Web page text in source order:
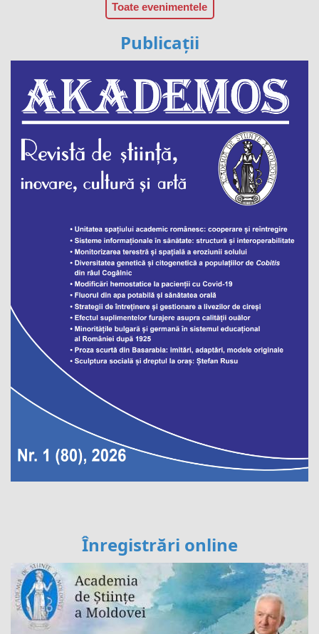
Toate evenimentele
Publicații
Înregistrări online